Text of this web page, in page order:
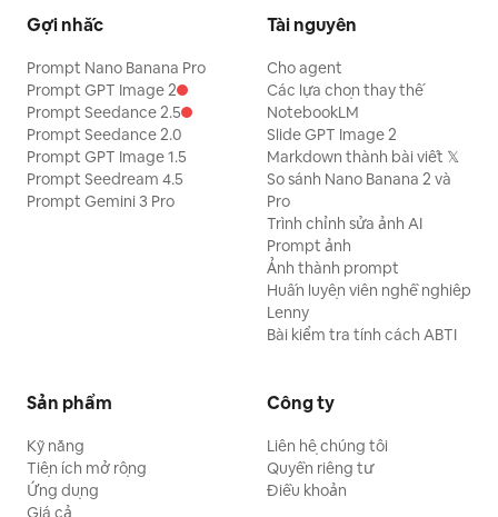
Gợi nhắc
Prompt Nano Banana Pro
Prompt GPT Image 2
Prompt Seedance 2.5
Prompt Seedance 2.0
Prompt GPT Image 1.5
Prompt Seedream 4.5
Prompt Gemini 3 Pro
Tài nguyên
Cho agent
Các lựa chọn thay thế
NotebookLM
Slide GPT Image 2
Markdown thành bài viết 𝕏
So sánh Nano Banana 2 và
Pro
Trình chỉnh sửa ảnh AI
Prompt ảnh
Ảnh thành prompt
Huấn luyện viên nghề nghiệp
Lenny
Bài kiểm tra tính cách ABTI
Sản phẩm
Kỹ năng
Tiện ích mở rộng
Ứng dụng
Giá cả
Công ty
Liên hệ chúng tôi
Quyền riêng tư
Điều khoản